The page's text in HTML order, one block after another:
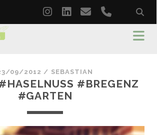
instagram
linkedin
emailphone
09/2012 / SEBASTIAN
#BREGENZ
#GARTEN